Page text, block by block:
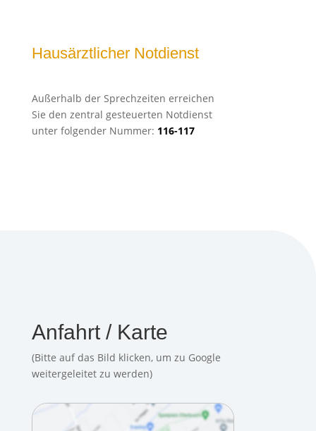
Hausärztlicher Notdienst
Außerhalb der Sprechzeiten erreichen
Sie den zentral gesteuerten Notdienst
unter folgender Nummer: 116-117
Anfahrt / Karte
(Bitte auf das Bild klicken, um zu Google
weitergeleitet zu werden)